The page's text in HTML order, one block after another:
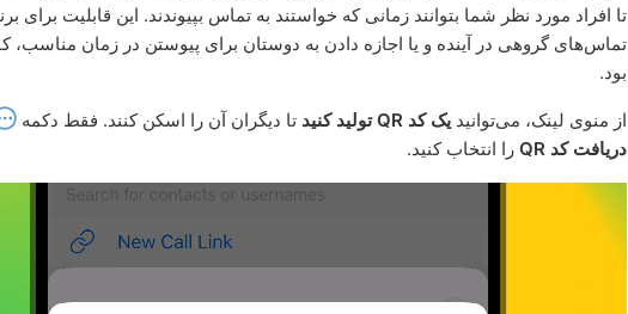
تا افراد مورد نظر شما بتوانند زمانی که خواستند به تماس بپیوندند. این قابلیت برای
تماس‌های گروهی در آینده و یا اجازه دادن به دوستان برای پیوستن در زمان مناسب،
بود.
از منوی لینک، می‌توانید یک کد QR تولید کنید
تا دیگران آن را اسکن کنند. فقط دکمه
دریافت کد QR
را انتخاب کنید.